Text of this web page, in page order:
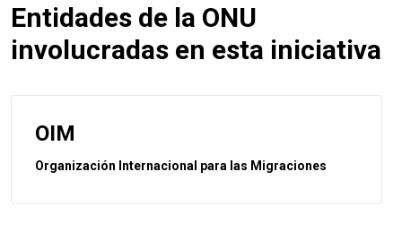
Entidades de la ONU
involucradas en esta iniciativa
OIM
Organización Internacional para las Migraciones